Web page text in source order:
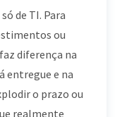
de TI. Para
ou
diferença na
entregue e na
o prazo ou
realmente